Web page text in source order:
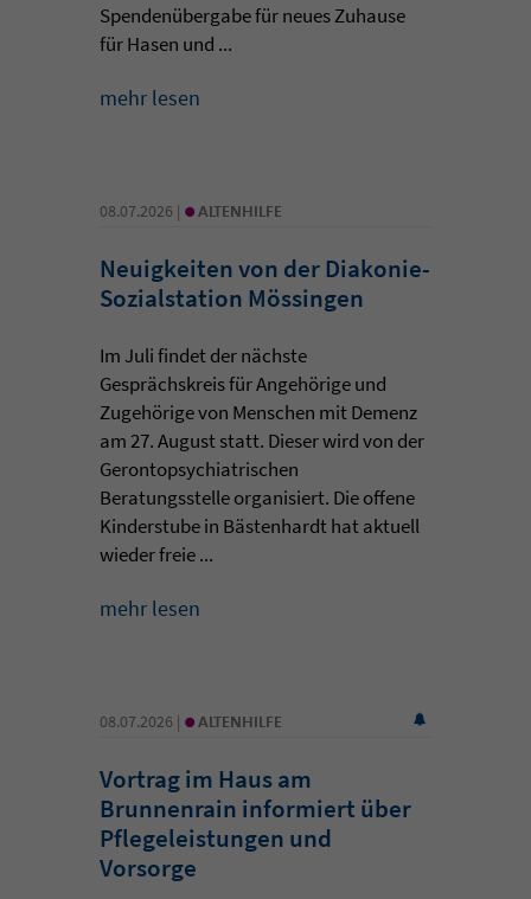
Spendenübergabe für neues Zuhause
für Hasen und ...
mehr lesen
08.07.2026 | • ALTENHILFE
Neuigkeiten von der Diakonie-
Sozialstation Mössingen
Im Juli findet der nächste
Gesprächskreis für Angehörige und
Zugehörige von Menschen mit Demenz
am 27. August statt. Dieser wird von der
Gerontopsychiatrischen
Beratungsstelle organisiert. Die offene
Kinderstube in Bästenhardt hat aktuell
wieder freie ...
mehr lesen
08.07.2026 | • ALTENHILFE
Vortrag im Haus am
Brunnenrain informiert über
Pflegeleistungen und
Vorsorge